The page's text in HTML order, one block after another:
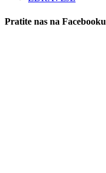
Pratite nas na Facebooku